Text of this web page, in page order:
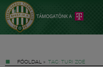
FŐOLDAL » TAG: TURI ZOÉ